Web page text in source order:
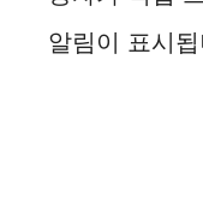
알림이 표시